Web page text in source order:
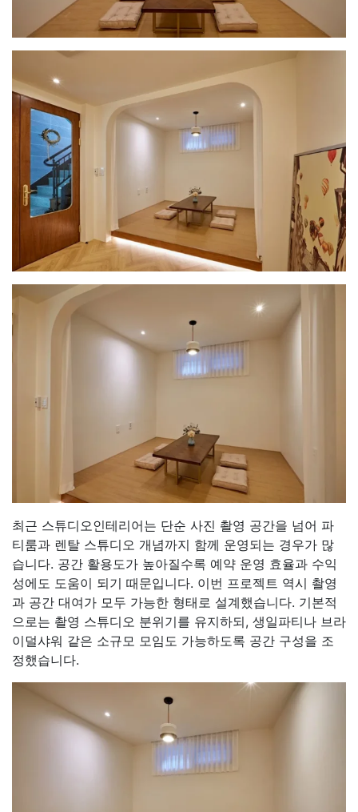
최근 스튜디오인테리어는 단순 사진 촬영 공간을 넘어 파
티룸과 렌탈 스튜디오 개념까지 함께 운영되는 경우가 많
습니다. 공간 활용도가 높아질수록 예약 운영 효율과 수익
성에도 도움이 되기 때문입니다. 이번 프로젝트 역시 촬영
과 공간 대여가 모두 가능한 형태로 설계했습니다. 기본적
으로는 촬영 스튜디오 분위기를 유지하되, 생일파티나 브라
이덜샤워 같은 소규모 모임도 가능하도록 공간 구성을 조
정했습니다.